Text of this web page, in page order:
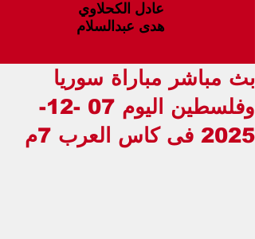
عادل الكحلاوي
هدى عبدالسلام
بث مباشر مباراة سوريا
وفلسطين اليوم 07 -12-
2025 فى كاس العرب 7م